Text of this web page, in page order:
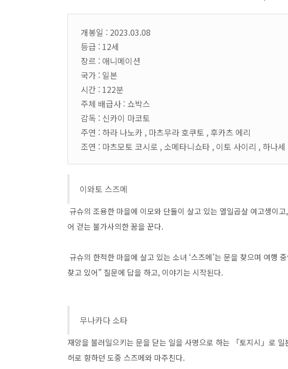
개봉일 : 2023.03.08
등급 : 12세
장르 : 애니메이션
국가 : 일본
시간 : 122분
주체 배급사 : 쇼박스
감독 : 신카이 마코토
주연 : 하라 나노카 , 마츠무라 호쿠토 , 후카츠 에리
조연 : 마츠모토 코시로 , 소메타니쇼타 , 이토 사이리 , 하나
이와토 스즈메
규슈의 조용한 마을에 이모와 단둘이 살고 있는 열일곱살 여고생이
어 걷는 불가사의한 꿈을 꾼다.
규슈의 한적한 마을에 살고 있는 소녀 ‘스즈메’는 문을 찾으며 여행
찾고 있어” 질문에 답을 하고, 이야기는 시작된다.
무나카다 소타
재앙을 불러일으키는 문을 닫는 일을 사명으로 하는 「토지시」로
허로 향하던 도중 스즈메와 마주친다.